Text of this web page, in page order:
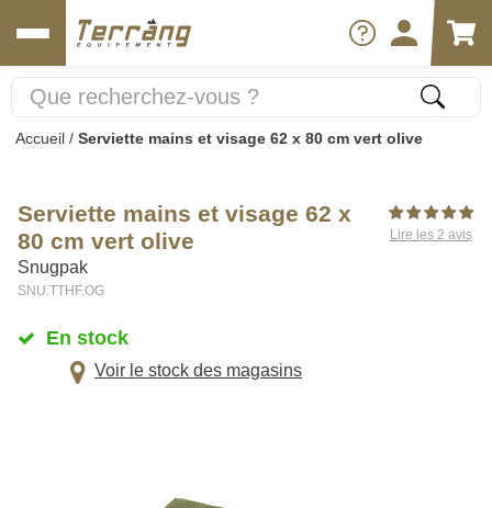
Accueil / Serviette mains et visage 62 x 80 cm vert olive
Serviette mains et visage 62 x
80 cm vert olive
Snugpak
SNU.TTHF.OG
Lire les 2 avis
En stock
Voir le stock des magasins